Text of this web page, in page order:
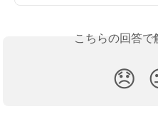
こちらの回答で
😞